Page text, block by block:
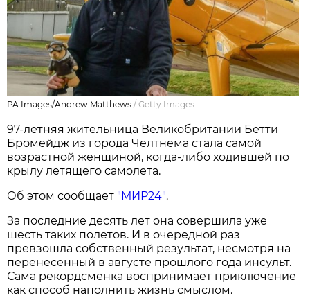
PA Images/Andrew Matthews /Getty Images
97-летняя жительница Великобритании Бетти
Бромейдж из города Челтнема стала самой
возрастной женщиной, когда-либо ходившей по
крылу летящего самолета.
Об этом сообщает "МИР24".
За последние десять лет она совершила уже
шесть таких полетов. И в очередной раз
превзошла собственный результат, несмотря на
перенесенный в августе прошлого года инсульт.
Сама рекордсменка воспринимает приключение
как способ наполнить жизнь смыслом.